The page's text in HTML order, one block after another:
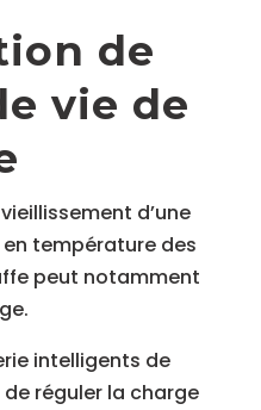
de
vie de
d’une
température des
peut notamment
intelligents de
réguler la charge